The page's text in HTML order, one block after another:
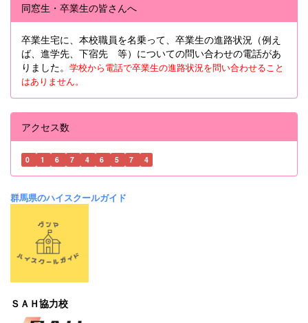
同窓生・卒業生の皆さんへ
卒業生宅に、本校職員を名乗って、卒業生の進路状況（例え
ば、進学先、下宿先 等）についての問い合わせの電話があ
りました。 学校から電話で卒業生の進路状況を問い合わせること
はありません。
アクセス数
0 1 6 7 4 6 5 7 4
群馬県のハイスクールガイド
ＳＡＨ協力校